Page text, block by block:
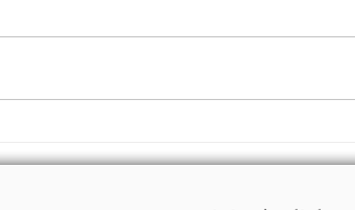
les parents de notre